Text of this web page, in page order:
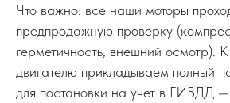
Что важно: все наши моторы
предпродажную проверку
герметичность, внешний осмотр).
двигателю прикладываем полный
для постановки на учет в ГИБДД